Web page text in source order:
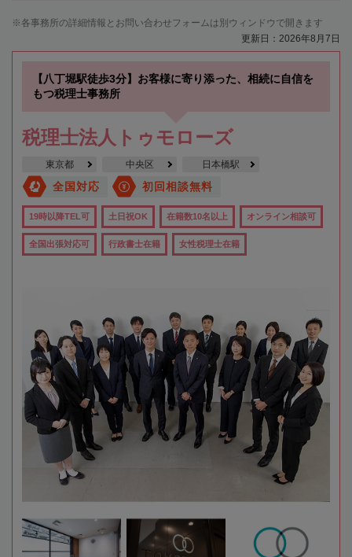
各事務所の詳細情報とお問い合わせフォームは別ウィンドウで開きます
更新日：2026年8月7日
【八丁堀駅徒歩3分】お客様に寄り添った、相続に自信を
もつ税理士事務所
税理士法人トゥモローズ
東京都 中央区 日本橋駅
全国対応 初回相談無料
19時以降TEL可 土日祝OK 在籍数10名以上 オンライン相談可
全国出張対応可 行政書士在籍 女性税理士在籍